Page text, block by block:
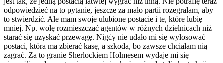
odpowiedzieć na to pytanie, jeszcze za mało partii rozegrałam, aby
to stwierdzić. Ale mam swoje ulubione postacie i te, które lubię
mniej. Np. wolę rozmieszczać agentów w różnych dzielnicach niż
starać się uzyskać przewagę. Nigdy nie udało mi się wylosować
postaci, która ma zbierać kasę, a szkoda, bo zawsze chciałam nią
zagrać. Za to granie Sherlockiem Holmesem wydaje mi się